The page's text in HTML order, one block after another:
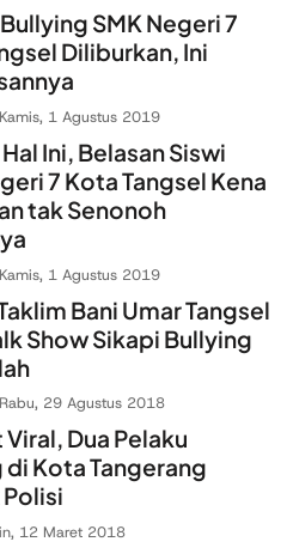
SMK Negeri 7
Diliburkan, Ini
Kamis, 1 Agustus 2019
Ini, Belasan Siswi
7 Kota Tangsel Kena
tak Senonoh
Kamis, 1 Agustus 2019
Bani Umar Tangsel
Show Sikapi Bullying
Rabu, 29 Agustus 2018
Dua Pelaku
di Kota Tangerang
12 Maret 2018